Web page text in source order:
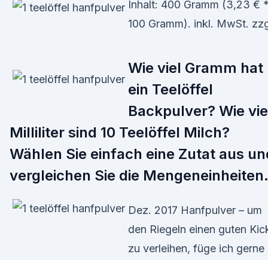
Inhalt: 400 Gramm (3,23 €
100 Gramm). inkl. MwSt.
Wie viel Gramm hat
ein Teelöffel
Backpulver? Wie
Milliliter sind 10 Teelöffel Milch?
Wählen Sie einfach eine Zutat aus
vergleichen Sie die Mengeneinheiten.
Dez. 2017 Hanfpulver – um
den Riegeln einen guten
zu verleihen, füge ich gerne